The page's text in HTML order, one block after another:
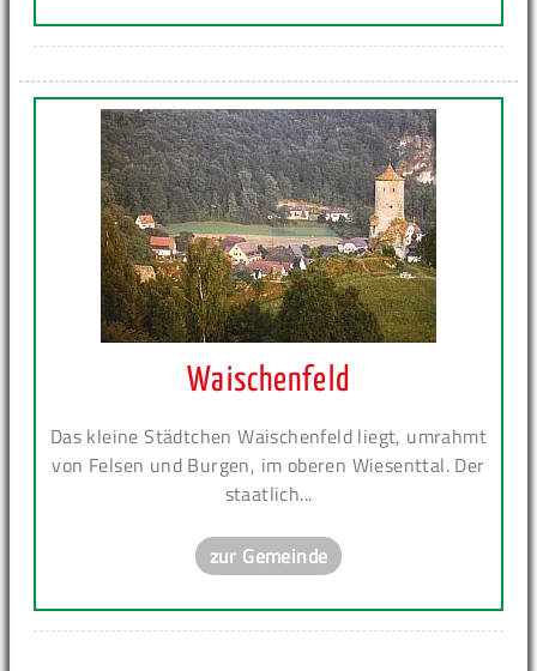
Waischenfeld
Das kleine Städtchen Waischenfeld liegt, umrahmt
von Felsen und Burgen, im oberen Wiesenttal. Der
staatlich...
zur Gemeinde